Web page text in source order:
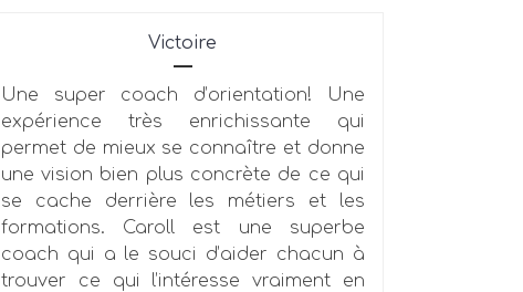
Victoire
Une super coach d’orientation! Une
expérience très enrichissante qui
permet de mieux se connaître et donne
une vision bien plus concrète de ce qui
se cache derrière les métiers et les
formations. Caroll est une superbe
coach qui a le souci d’aider chacun à
trouver ce qui l’intéresse vraiment en